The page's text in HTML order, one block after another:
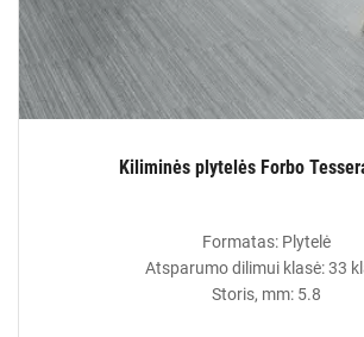
Kiliminės plytelės Forbo
Formatas: Plytelė
Atsparumo dilimui klasė: 33
Storis, mm: 5.8